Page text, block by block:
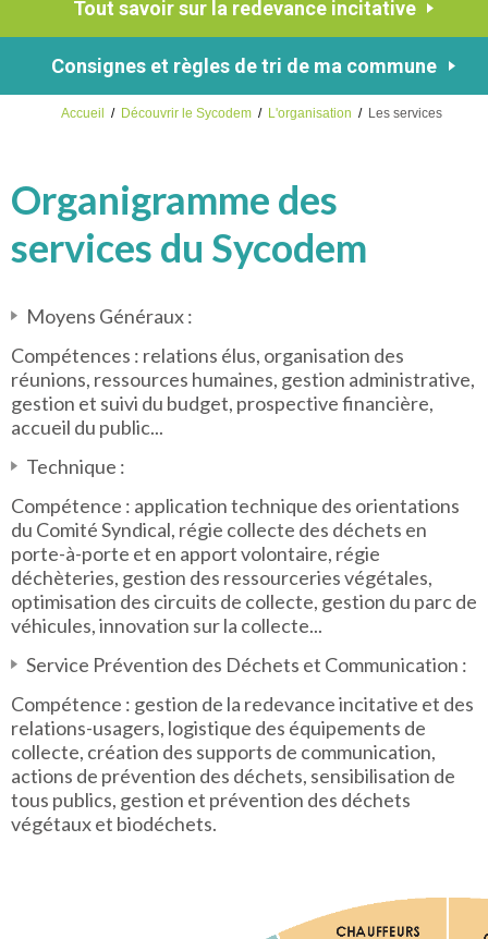
Tout savoir sur la redevance incitative
Consignes et règles de tri de ma commune
Accueil / Découvrir le Sycodem / L'organisation / Les services
Organigramme des
services du Sycodem
Moyens Généraux :
Compétences : relations élus, organisation des
réunions, ressources humaines, gestion administrative,
gestion et suivi du budget, prospective financière,
accueil du public...
Technique :
Compétence : application technique des orientations
du Comité Syndical, régie collecte des déchets en
porte-à-porte et en apport volontaire, régie
déchèteries, gestion des ressourceries végétales,
optimisation des circuits de collecte, gestion du parc de
véhicules, innovation sur la collecte...
Service Prévention des Déchets et Communication :
Compétence : gestion de la redevance incitative et des
relations-usagers, logistique des équipements de
collecte, création des supports de communication,
actions de prévention des déchets, sensibilisation de
tous publics, gestion et prévention des déchets
végétaux et biodéchets.